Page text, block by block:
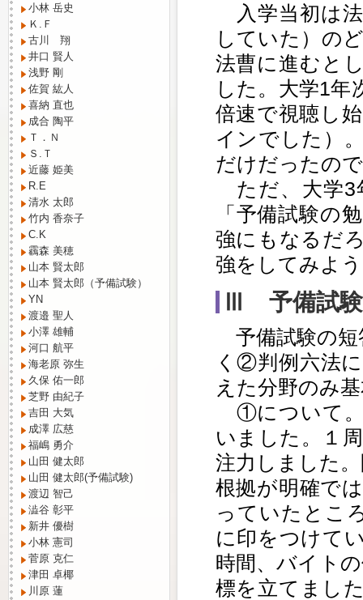
入学当初は
していた）の
法曹に進むと
した。大学1年
倍速で視聴し
インでした）
だけだったの
ただ、大学3
「予備試験の
強にもなるだ
強をしてみよ
Ⅲ 予備試験
予備試験の短
く②判例六法
えた分野のみ
①について。
いました。１
注力しました
根拠が明確で
っていたとこ
に印をつけて
時間、バイト
標を立てまし
小林 岳史
Ｋ.Ｆ
古川 翔
井口 賢人
浅野 剛
佐賀 紘人
喜納 直也
成合 陶平
Ｔ．Ｎ
Ｓ.Ｔ
近藤 姫美
R.E
清水 太郎
竹内 香奈子
C.K
靏森 美穂
山本 賢太郎
山本 賢太郎（予備試験）
YN
渡邉 聖人
小澤 雄輔
河口 航平
海老原 弥生
久保 佑一郎
芝野 由紀子
吉田 大気
成澤 広慈
福嶋 勇介
山田 健太郎
山田 健太郎(予備試験)
渡辺 智己
澁谷 彰平
新井 優樹
小林 憲司
菅原 克仁
津田 卓椰
川原 蓮